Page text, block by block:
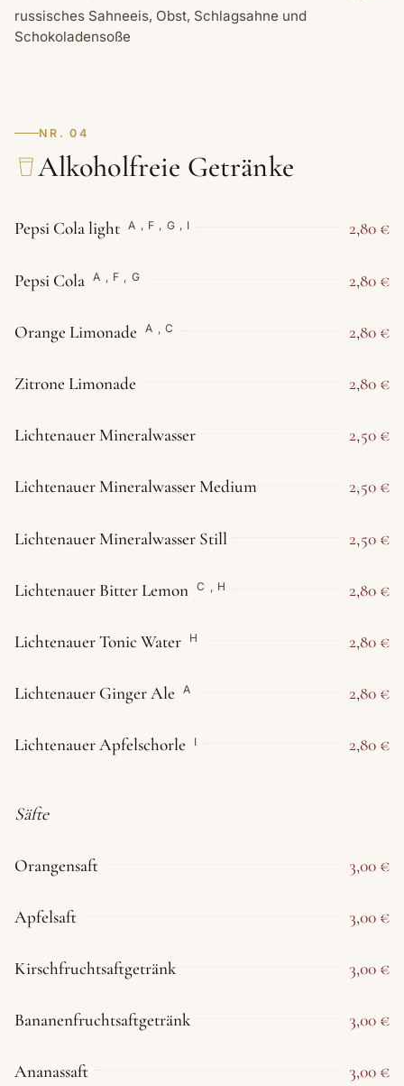
russisches Sahneeis, Obst, Schlagsahne und
Schokoladensoße
NR. 04
Alkoholfreie Getränke
Pepsi Cola light A , F , G , I 2,80 €
Pepsi Cola A F G 2,80 €
Orange Limonade A , C 2,80 €
Zitrone Limonade 2,80 €
Lichtenauer Mineralwasser 2,50 €
Lichtenauer Mineralwasser Medium 2,50 €
Lichtenauer Mineralwasser Still 2,50 €
Lichtenauer Bitter Lemon C H 2,80 €
Lichtenauer Tonic Water H 2,80 €
Lichtenauer Ginger Ale A 2,80 €
Lichtenauer Apfelschorle I 2,80 €
Säfte
Orangensaft 3,00 €
Apfelsaft 3,00 €
Kirschfruchtsaftgetränk 3,00 €
Bananenfruchtsaftgetränk 3,00 €
Ananassaft 3,00 €